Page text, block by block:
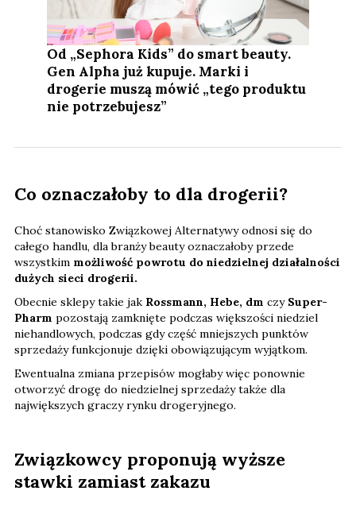
Od „Sephora Kids” do smart beauty.
Gen Alpha już kupuje. Marki i
drogerie muszą mówić „tego produktu
nie potrzebujesz”
Co oznaczałoby to dla drogerii?
Choć stanowisko Związkowej Alternatywy odnosi się do
całego handlu, dla branży beauty oznaczałoby przede
wszystkim możliwość powrotu do niedzielnej działalności
dużych sieci drogerii.
Obecnie sklepy takie jak Rossmann, Hebe, dm czy Super-
Pharm pozostają zamknięte podczas większości niedziel
niehandlowych, podczas gdy część mniejszych punktów
sprzedaży funkcjonuje dzięki obowiązującym wyjątkom.
Ewentualna zmiana przepisów mogłaby więc ponownie
otworzyć drogę do niedzielnej sprzedaży także dla
największych graczy rynku drogeryjnego.
Związkowcy proponują wyższe
stawki zamiast zakazu